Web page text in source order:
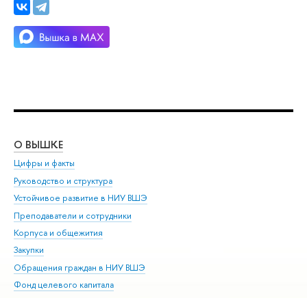
О ВЫШКЕ
Цифры и факты
Руководство и структура
Устойчивое развитие в НИУ ВШЭ
Преподаватели и сотрудники
Корпуса и общежития
Закупки
Обращения граждан в НИУ ВШЭ
Фонд целевого капитала